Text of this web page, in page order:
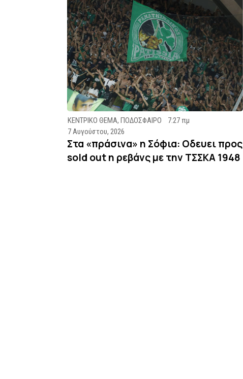
ΚΕΝΤΡΙΚΟ ΘΕΜΑ, ΠΟΔΟΣΦΑΙΡΟ
7:27 πμ
7 Αυγούστου, 2026
Στα «πράσινα» η Σόφια: Οδευει προς
sold out η ρεβάνς με την ΤΣΣΚΑ 1948